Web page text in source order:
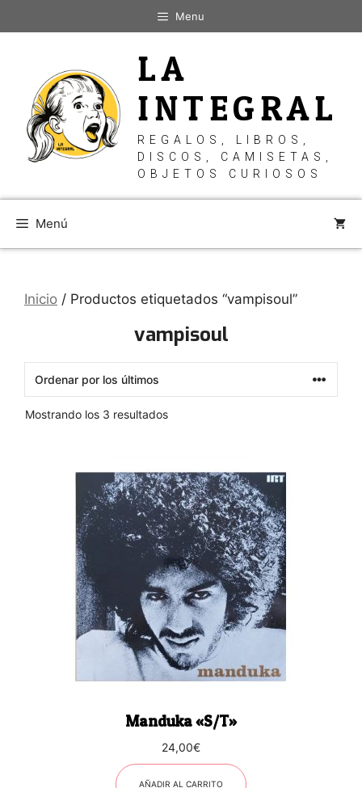
al
Menu
LA
INTEGRAL
REGALOS, LIBROS,
DISCOS, CAMISETAS,
OBJETOS CURIOSOS
Menú
Inicio / Productos etiquetados “vampisoul”
vampisoul
Mostrando los 3 resultadosOrdenado
Manduka «S/T»
24,00€
AÑADIR AL CARRITO